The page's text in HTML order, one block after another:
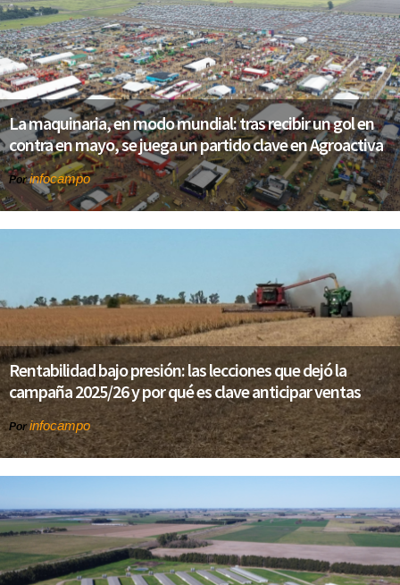
La maquinaria, en modo mundial: tras recibir un gol en
contra en mayo, se juega un partido clave en Agroactiva
Porinfocampo
Rentabilidad bajo presión: las lecciones que dejó la
campaña 2025/26 y por qué es clave anticipar ventas
Por infocampo